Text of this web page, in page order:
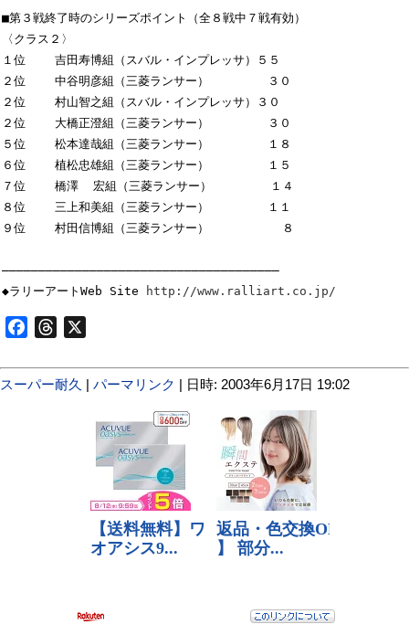
■第３戦終了時のシリーズポイント（全８戦中７戦有効）
〈クラス２〉
１位    吉田寿博組（スバル・インプレッサ）５５
２位    中谷明彦組（三菱ランサー）        ３０
２位    村山智之組（スバル・インプレッサ）３０
２位    大橋正澄組（三菱ランサー）        ３０
５位    松本達哉組（三菱ランサー）        １８
６位    植松忠雄組（三菱ランサー）        １５
７位    橋澤  宏組（三菱ランサー）        １４
８位    三上和美組（三菱ランサー）        １１
９位    村田信博組（三菱ランサー）          ８
――――――――――――――――――――――――――――――――――――――
◆ラリーアートWeb Site
http://www.ralliart.co.jp/
FacebookThreads
スーパー耐久 | パーマリンク | 日時: 2003年6月17日 19:02